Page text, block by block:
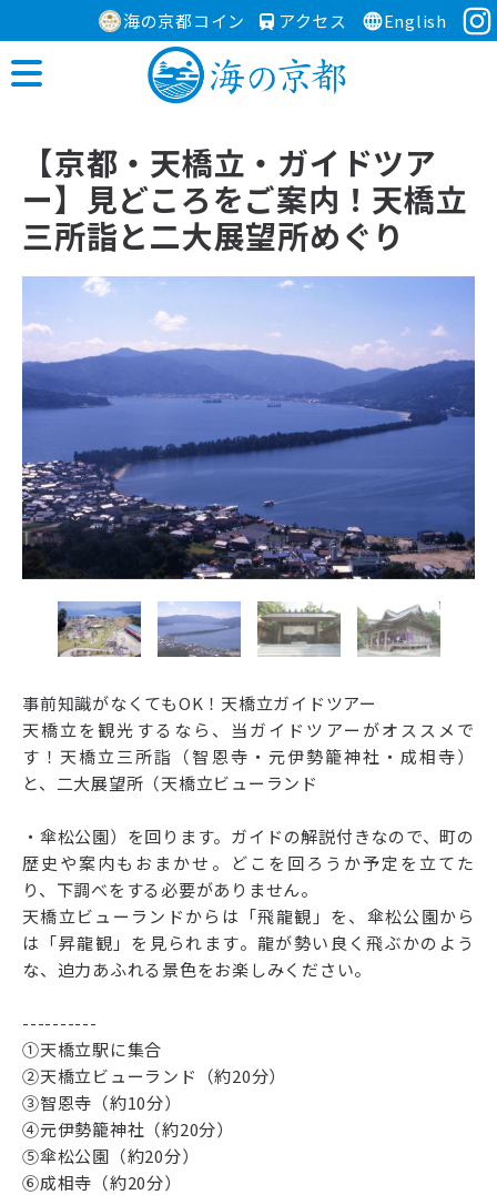
海の京都コイン アクセス English
【京都・天橋立・ガイドツア
ー】見どころをご案内！天橋立
三所詣と二大展望所めぐり
事前知識がなくてもOK！天橋立ガイドツアー
天橋立を観光するなら、当ガイドツアーがオススメで
す！天橋立三所詣（智恩寺・元伊勢籠神社・成相寺）
と、二大展望所（天橋立ビューランド
・傘松公園）を回ります。ガイドの解説付きなので、町の
歴史や案内もおまかせ。どこを回ろうか予定を立てた
り、下調べをする必要がありません。
天橋立ビューランドからは「飛龍観」を、傘松公園から
は「昇龍観」を見られます。龍が勢い良く飛ぶかのよう
な、迫力あふれる景色をお楽しみください。
----------
①天橋立駅に集合
②天橋立ビューランド（約20分）
③智恩寺（約10分）
④元伊勢籠神社（約20分）
⑤傘松公園（約20分）
⑥成相寺（約20分）